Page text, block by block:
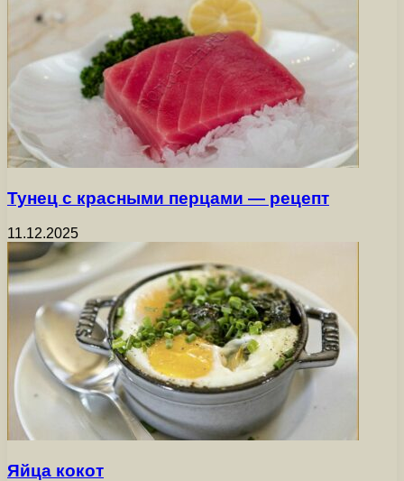
Тунец с красными перцами — рецепт
11.12.2025
Яйца кокот